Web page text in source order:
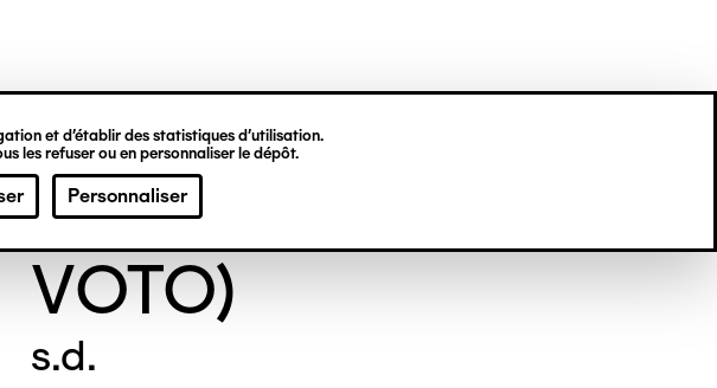
et d’établir des statistiques d’utilisation.
les refuser ou en personnaliser le dépôt.
Personnaliser
ANONYME (DIT EX-
VOTO)
s.d.